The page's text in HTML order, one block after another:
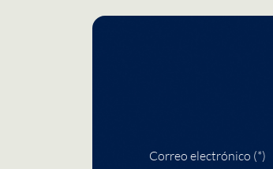
Correo electrónico (*)